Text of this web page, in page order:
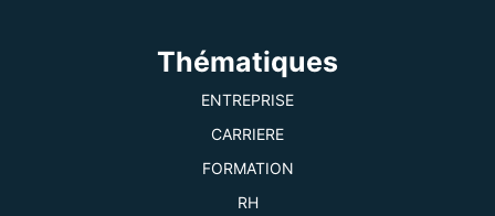
Thématiques
ENTREPRISE
CARRIERE
FORMATION
RH